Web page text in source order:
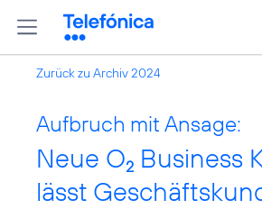
Zurück zu Archiv 2024
Aufbruch mit Ansage:
Neue O2 Business
lässt